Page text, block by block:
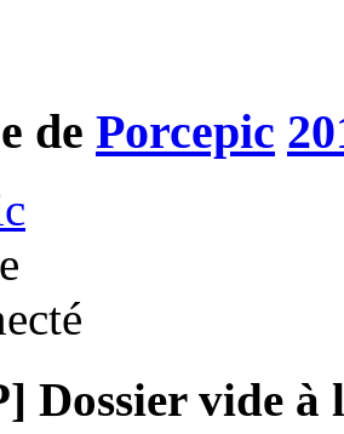
de Porcepic
Dossier vide à